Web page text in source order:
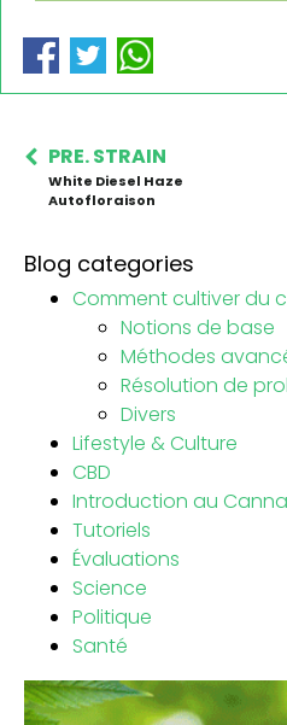
PRE. STRAIN
White Diesel Haze
Autofloraison
Blog categories
Comment cultiver du
Notions de base
Méthodes
Résolution de
Divers
Lifestyle & Culture
CBD
Introduction au
Tutoriels
Évaluations
Science
Politique
Santé